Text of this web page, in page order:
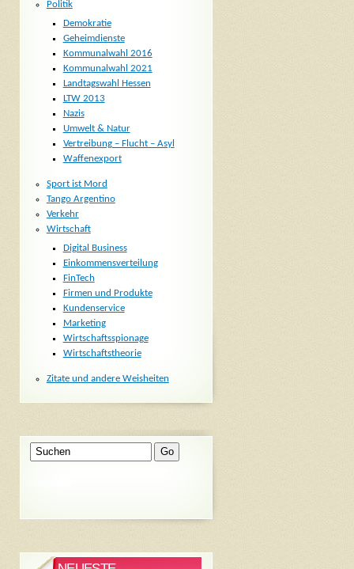
Politik
Demokratie
Geheimdienste
Kommunalwahl 2016
Kommunalwahl 2021
Landtagswahl Hessen
LTW 2013
Nazis
Umwelt & Natur
Vertreibung – Flucht – Asyl
Waffenexport
Sport ist Mord
Tango Argentino
Verkehr
Wirtschaft
Digital Business
Einkommensverteilung
FinTech
Firmen und Produkte
Kundenservice
Marketing
Wirtschaftsspionage
Wirtschaftstheorie
Zitate und andere Weisheiten